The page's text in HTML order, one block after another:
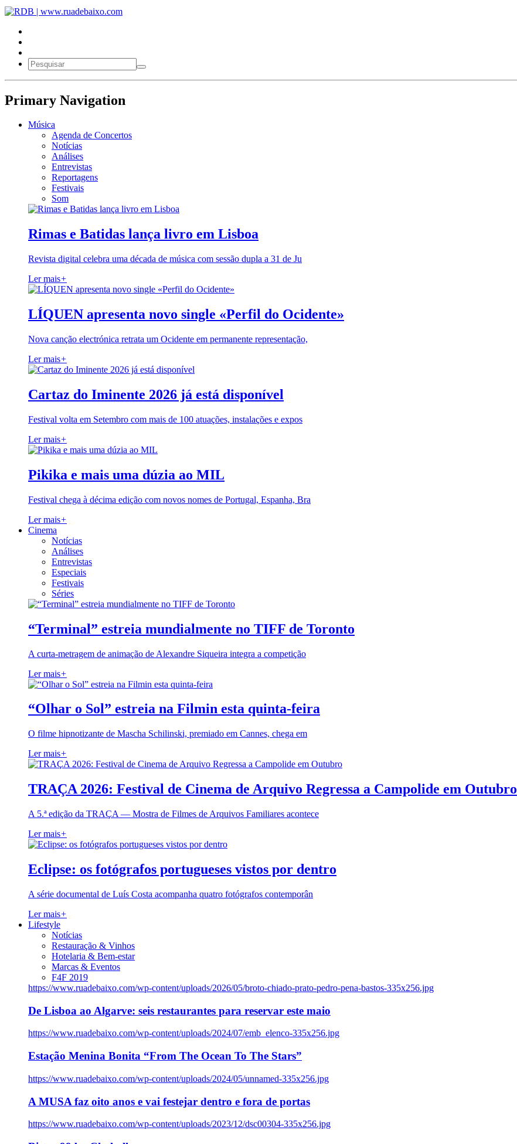
Primary Navigation
Música
Agenda de Concertos
Notícias
Análises
Entrevistas
Reportagens
Festivais
Som
Rimas e Batidas lança livro em Lisboa
Revista digital celebra uma década de música com sessão dupla a 31 de Ju
Ler mais+
LÍQUEN apresenta novo single «Perfil do Ocidente»
Nova canção electrónica retrata um Ocidente em permanente representação,
Ler mais+
Cartaz do Iminente 2026 já está disponível
Festival volta em Setembro com mais de 100 atuações, instalações e expos
Ler mais+
Pikika e mais uma dúzia ao MIL
Festival chega à décima edição com novos nomes de Portugal, Espanha, Bra
Ler mais+
Cinema
Notícias
Análises
Entrevistas
Especiais
Festivais
Séries
“Terminal” estreia mundialmente no TIFF de Toronto
A curta-metragem de animação de Alexandre Siqueira integra a competição
Ler mais+
“Olhar o Sol” estreia na Filmin esta quinta-feira
O filme hipnotizante de Mascha Schilinski, premiado em Cannes, chega em
Ler mais+
TRAÇA 2026: Festival de Cinema de Arquivo Regressa a Campolide em Outubro
A 5.ª edição da TRAÇA — Mostra de Filmes de Arquivos Familiares acontece
Ler mais+
Eclipse: os fotógrafos portugueses vistos por dentro
A série documental de Luís Costa acompanha quatro fotógrafos contemporân
Ler mais+
Lifestyle
Notícias
Restauração & Vinhos
Hotelaria & Bem-estar
Marcas & Eventos
F4F 2019
https://www.ruadebaixo.com/wp-content/uploads/2026/05/broto-chiado-prato-pedro-pena-bastos-335x256.jpg
De Lisboa ao Algarve: seis restaurantes para reservar este maio
https://www.ruadebaixo.com/wp-content/uploads/2024/07/emb_elenco-335x256.jpg
Estação Menina Bonita “From The Ocean To The Stars”
https://www.ruadebaixo.com/wp-content/uploads/2024/05/unnamed-335x256.jpg
A MUSA faz oito anos e vai festejar dentro e fora de portas
https://www.ruadebaixo.com/wp-content/uploads/2023/12/dsc00304-335x256.jpg